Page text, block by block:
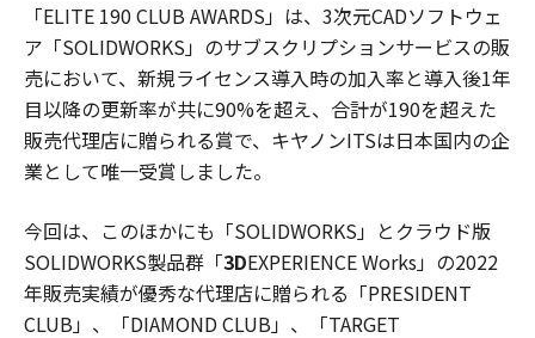
「ELITE 190 CLUB AWARDS」は、3次元CADソフトウェ
ア「SOLIDWORKS」のサブスクリプションサービスの販
売において、新規ライセンス導入時の加入率と導入後1年
目以降の更新率が共に90%を超え、合計が190を超えた
販売代理店に贈られる賞で、キヤノンITSは日本国内の企
業として唯一受賞しました。
今回は、このほかにも「SOLIDWORKS」とクラウド版
SOLIDWORKS製品群「3DEXPERIENCE Works」の2022
年販売実績が優秀な代理店に贈られる「PRESIDENT
CLUB」、「DIAMOND CLUB」、「TARGET